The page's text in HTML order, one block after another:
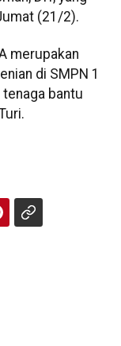
(21/2).
merupakan
di SMPN 1
tenaga bantu